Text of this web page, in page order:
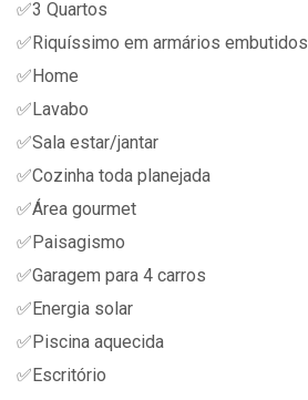
✅3 Quartos
✅Riquíssimo em armários embutidos
✅Home
✅Lavabo
✅Sala estar/jantar
✅Cozinha toda planejada
✅Área gourmet
✅Paisagismo
✅Garagem para 4 carros
✅Energia solar
✅Piscina aquecida
✅Escritório